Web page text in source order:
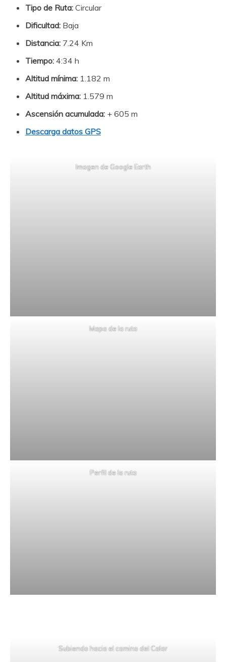
Tipo de Ruta: Circular
Dificultad: Baja
Distancia: 7.24 Km
Tiempo: 4:34 h
Altitud mínima: 1.182 m
Altitud máxima: 1.579 m
Ascensión acumulada: + 605 m
Descarga datos GPS
Imagen de Google Earth
Mapa de la ruta
Perfil de la ruta
Subiendo hacia el camino del Calar